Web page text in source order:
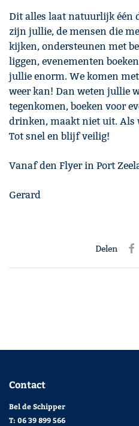
Dit alles laat natuurlijk één
zijn jullie, de mensen die
kijken, ondersteunen met
liggen, evenementen
jullie enorm. We komen
weer kan! Dan weten jullie
tegenkomen, boeken voor
drinken, maakt niet uit. Als
Tot snel en blijf veilig!
Vanaf den Flyer in Port
Gerard
Delen
Contact
Bel de Schipper
T: 06 39 899 566